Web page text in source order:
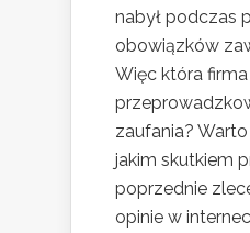
nabył podczas
obowiązków
Więc która firma
zaufania?
jakim skutkiem
poprzednie
opinie w